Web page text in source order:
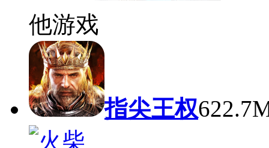
他游戏
指尖王权